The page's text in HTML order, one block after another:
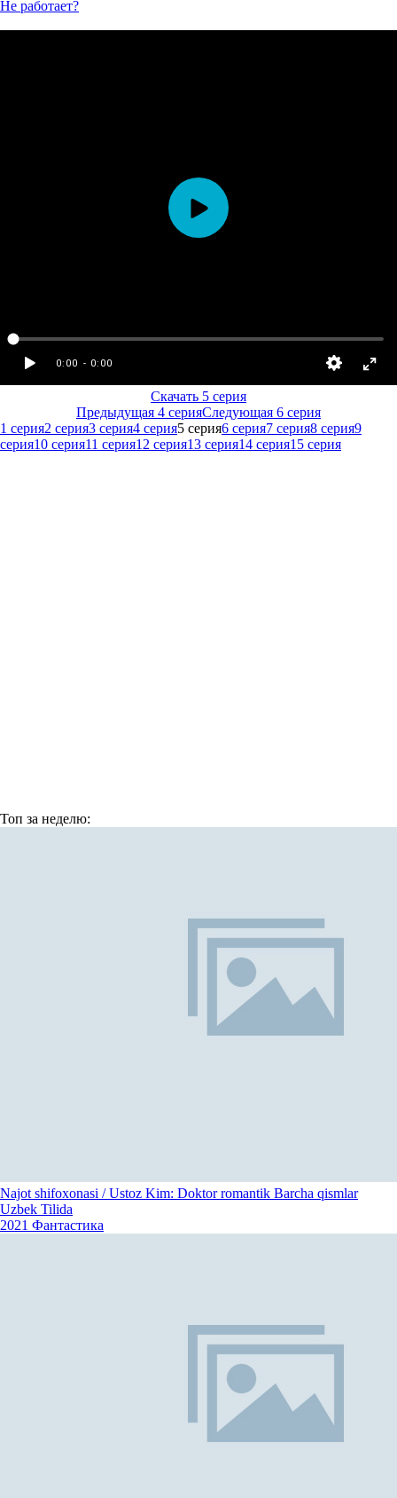
Не работает?
Скачать 5 серия
Предыдущая 4 серияСледующая 6 серия
1 серия2 серия3 серия4 серия5 серия6 серия7 серия8 серия9
серия10 серия11 серия12 серия13 серия14 серия15 серия
Топ за неделю:
Najot shifoxonasi / Ustoz Kim: Doktor romantik Barcha qismlar
Uzbek Tilida
2021 Фантастика